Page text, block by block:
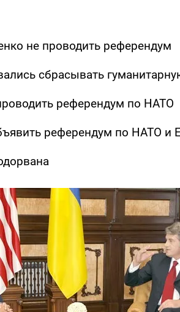
не проводить референдум
сбрасывать
референдум по НАТО
референдум по НАТО и